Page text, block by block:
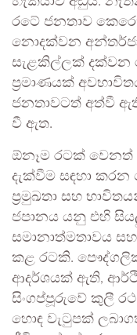
රටේ ජනතාව
නොදක්වන
සැළකිල්ලක් දක්වන
ප්‍රමාණයක්
ජනතාවටත් අත්වී
වී ඇත.
ඕනෑම රටක් වෙනත්
දැක්වීම සඳහා
ප්‍රමුඛතා සහ
ජපානය යනු එහි
සමානාත්මතාවය
කළ රටකි.
ආදර්ශයක් ඇති,
සිංගප්පූරුවේ කුලී රථ
හොඳ වැටුපක්